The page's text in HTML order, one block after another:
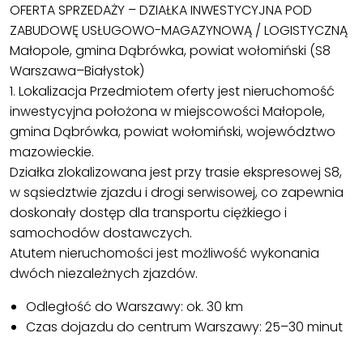
OFERTA SPRZEDAŻY – DZIAŁKA INWESTYCYJNA POD
ZABUDOWĘ USŁUGOWO-MAGAZYNOWĄ / LOGISTYCZNĄ
Małopole, gmina Dąbrówka, powiat wołomiński (S8
Warszawa–Białystok)
1. Lokalizacja Przedmiotem oferty jest nieruchomość
inwestycyjna położona w miejscowości Małopole,
gmina Dąbrówka, powiat wołomiński, województwo
mazowieckie.
Działka zlokalizowana jest przy trasie ekspresowej S8,
w sąsiedztwie zjazdu i drogi serwisowej, co zapewnia
doskonały dostęp dla transportu ciężkiego i
samochodów dostawczych.
Atutem nieruchomości jest możliwość wykonania
dwóch niezależnych zjazdów.
Odległość do Warszawy: ok. 30 km
Czas dojazdu do centrum Warszawy: 25–30 minut